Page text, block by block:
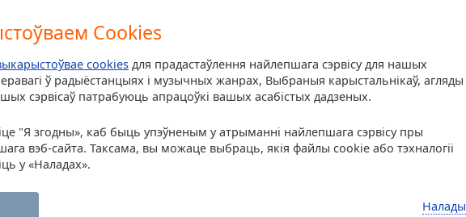
Cookies
cookies для прадастаўлення найлепшага сэрвісу для нашых
ў радыёстанцыях і музычных жанрах, Выбраныя карыстальнікаў, агляды
сэрвісаў патрабуюць апрацоўкі вашых асабістых дадзеных.
"Я згодны», каб быць упэўненым у атрыманні найлепшага сэрвісу пры
вэб-сайта. Таксама, вы можаце выбраць, якія файлы cookie або тэхналогіі
у «Наладах».
Налады
інші варіанти